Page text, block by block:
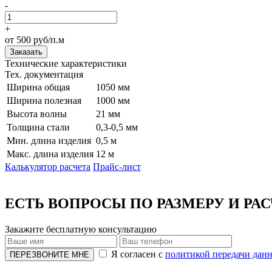
-
+
от 500 руб/п.м
Заказать
Технические характеристики
Тех. документация
Ширина общая
1050 мм
Ширина полезная
1000 мм
Высота волны
21 мм
Толщина стали
0,3-0,5 мм
Мин. длина изделия 0,5 м
Макс. длина изделия 12 м
Калькулятор расчета Прайс-лист
ЕСТЬ ВОПРОСЫ ПО РАЗМЕРУ И
Закажите бесплатную консультацию
ПЕРЕЗВОНИТЕ МНЕ Я согласен с политикой передачи